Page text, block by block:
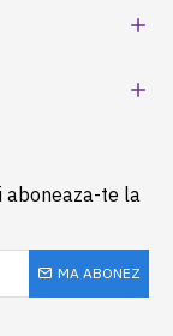
aboneaza-te la
MA ABONEZ